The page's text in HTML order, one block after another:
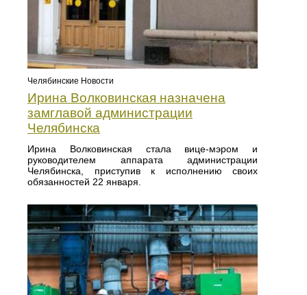
Челябинские Новости
Ирина Волковинская назначена
замглавой администрации
Челябинска
Ирина Волковинская стала вице-мэром и
руководителем аппарата администрации
Челябинска, приступив к исполнению своих
обязанностей 22 января.